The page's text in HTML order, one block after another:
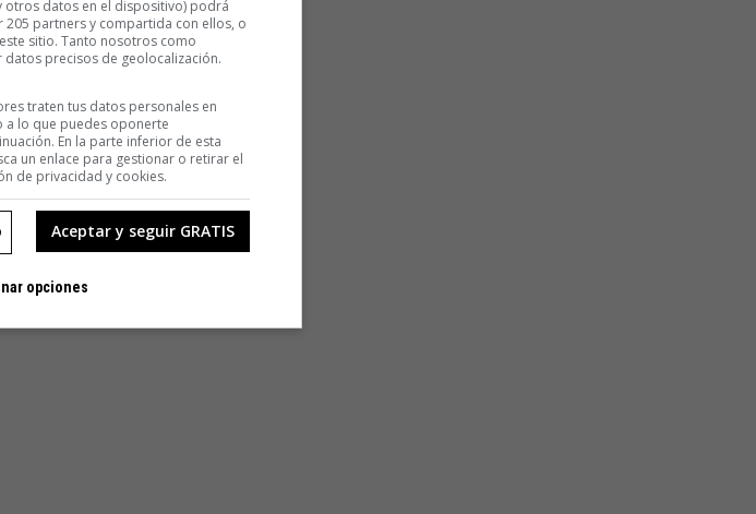
otros datos en el dispositivo) podrá
partners y compartida con ellos, o
sitio. Tanto nosotros como
precisos de geolocalización.
traten tus datos personales en
a lo que puedes oponerte
En la parte inferior de esta
un enlace para gestionar o retirar el
de privacidad y cookies.
Aceptar y seguir GRATIS
opciones